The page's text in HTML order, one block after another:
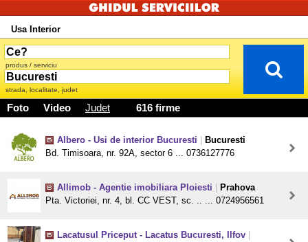
Usa Interior
produs / serviciu
strada, localitate, judet
Foto Video Judet 616 firme
Albero - Usi de interior Bucuresti
Bucuresti
Bd. Timisoara, nr. 92A, sector 6 ... 0736127776
Allimob - Agentie imobiliara Ploiesti
Prahova
Pta. Victoriei, nr. 4, bl. CC VEST, sc. .. ... 0724956561
Lacatusul Priceput - Lacatus Bucuresti, Ilfov